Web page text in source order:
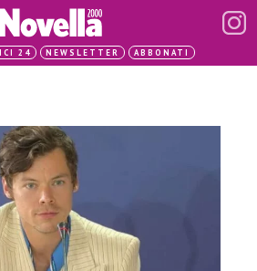
24 NEWSLETTER ABBONATI